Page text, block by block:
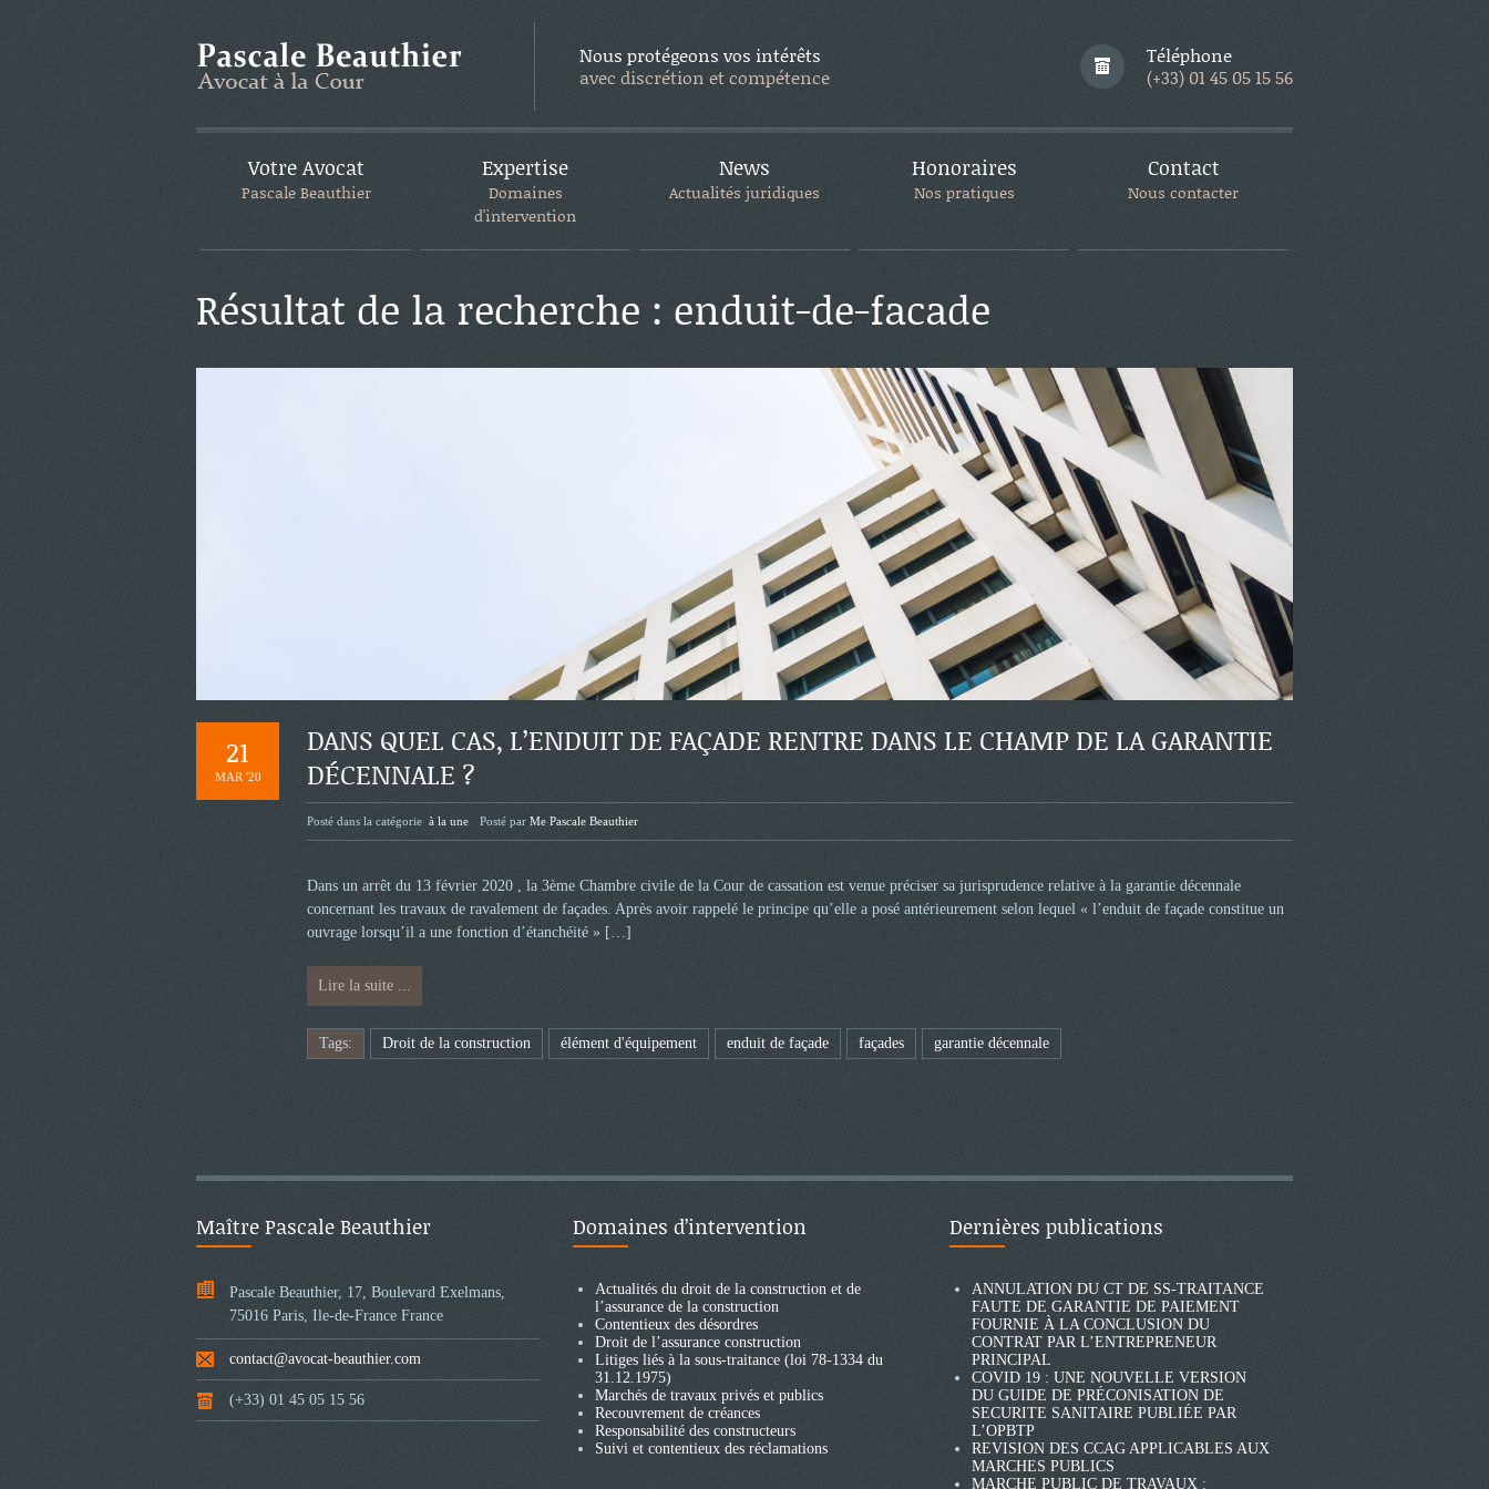
Nous protégeons vos intérêts
avec discrétion et compétence
Téléphone
(+33) 01 45 05 15 56
Votre Avocat
Pascale Beauthier
Expertise
Domaines
d'intervention
News
Actualités juridiques
Honoraires
Nos pratiques
Contact
Nous contacter
Résultat de la recherche : enduit-de-facade
21
MAR '20
DANS QUEL CAS, L’ENDUIT DE FAÇADE RENTRE DANS LE CHAMP DE LA GARANTIE
DÉCENNALE ?
Posté dans la catégorie à la une Posté par Me Pascale Beauthier
Dans un arrêt du 13 février 2020 , la 3ème Chambre civile de la Cour de cassation est venue préciser sa jurisprudence relative à la garantie décennale
concernant les travaux de ravalement de façades. Après avoir rappelé le principe qu’elle a posé antérieurement selon lequel « l’enduit de façade constitue un
ouvrage lorsqu’il a une fonction d’étanchéité » […]
Lire la suite ...
Tags: Droit de la construction élément d'équipement enduit de façade façades garantie décennale
Maître Pascale Beauthier
Pascale Beauthier, 17, Boulevard Exelmans,
75016 Paris, Ile-de-France France
contact@avocat-beauthier.com
(+33) 01 45 05 15 56
Domaines d’intervention
Actualités du droit de la construction et de
l’assurance de la construction
Contentieux des désordres
Droit de l’assurance construction
Litiges liés à la sous-traitance (loi 78-1334 du
31.12.1975)
Marchés de travaux privés et publics
Recouvrement de créances
Responsabilité des constructeurs
Suivi et contentieux des réclamations
Dernières publications
ANNULATION DU CT DE SS-TRAITANCE
FAUTE DE GARANTIE DE PAIEMENT
FOURNIE À LA CONCLUSION DU
CONTRAT PAR L’ENTREPRENEUR
PRINCIPAL
COVID 19 : UNE NOUVELLE VERSION
DU GUIDE DE PRÉCONISATION DE
SECURITE SANITAIRE PUBLIÉE PAR
L’OPBTP
REVISION DES CCAG APPLICABLES AUX
MARCHES PUBLICS
MARCHE PUBLIC DE TRAVAUX :